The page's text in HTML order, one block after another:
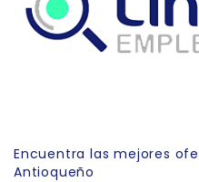
Encuentra las mejores
Antioqueño